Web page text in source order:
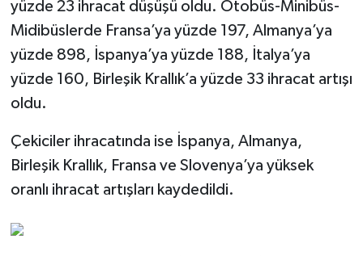
yüzde 23 ihracat düşüşü oldu. Otobüs-Minibüs-
Midibüslerde Fransa’ya yüzde 197, Almanya’ya
yüzde 898, İspanya’ya yüzde 188, İtalya’ya
yüzde 160, Birleşik Krallık’a yüzde 33 ihracat artışı
oldu.
Çekiciler ihracatında ise İspanya, Almanya,
Birleşik Krallık, Fransa ve Slovenya’ya yüksek
oranlı ihracat artışları kaydedildi.